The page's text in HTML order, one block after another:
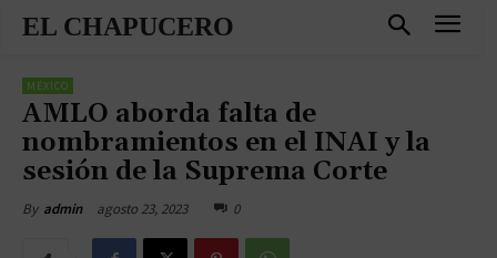
EL CHAPUCERO
MÉXICO
AMLO aborda falta de
nombramientos en el INAI y la
sesión de la Suprema Corte
By admin agosto 23, 2023 0